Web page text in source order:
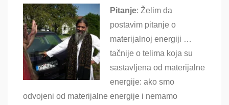
Gruba
suptilna
Pitanje: Želim da
postavim pitanje o
materijalnoj energiji …
tačnije o telima koja su
sastavljena od materijalne
energije: ako smo
odvojeni od materijalne energije i nemamo